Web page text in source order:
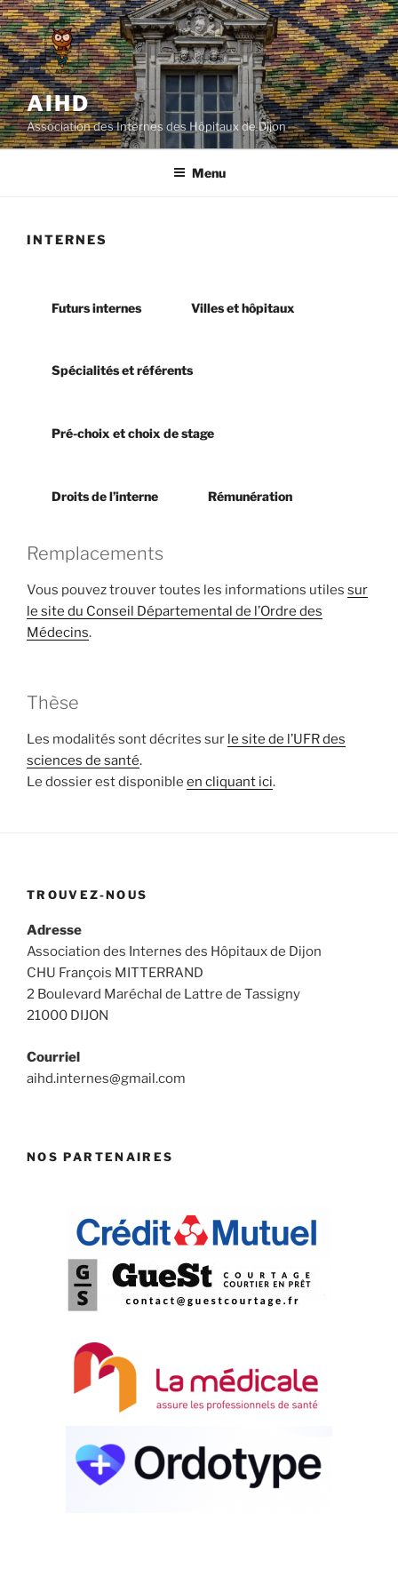
Aller
au
contenu
principal
AIHD
Association des Internes des Hôpitaux de Dijon
Menu
INTERNES
Futurs internes Villes et hôpitaux
Spécialités et référents
Pré-choix et choix de stage
Droits de l’interne Rémunération
Remplacements
Vous pouvez trouver toutes les informations utiles sur
le site du Conseil Départemental de l’Ordre des
Médecins.
Thèse
Les modalités sont décrites sur le site de l’UFR des
sciences de santé.
Le dossier est disponible en cliquant ici.
TROUVEZ-NOUS
Adresse
Association des Internes des Hôpitaux de Dijon
CHU François MITTERRAND
2 Boulevard Maréchal de Lattre de Tassigny
21000 DIJON
Courriel
aihd.internes@gmail.com
NOS PARTENAIRES